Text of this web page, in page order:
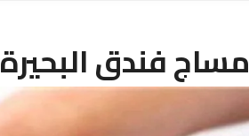
مساج فندق البحيرة